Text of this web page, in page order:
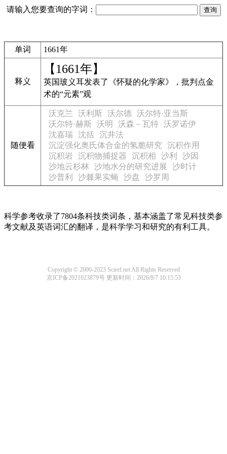
请输入您要查询的字词：
单词 1661年
释义
【1661年】
英国玻义耳发表了《怀疑的化学家》，批判点金
术的“元素”观
随便看
沃克兰 沃利斯 沃尔德
沃尔特·亚当斯
沃尔特·赫斯 沃明 沃森－瓦特 沃罗诺伊
沈嘉瑞
沈括 沉井法
沉淀强化奥氏体合金的氢脆研究
沉积作用
沉积岩 沉积物捕捉器 沉积相 沙利
沙因
沙地云杉林
沙地水分的研究进展
沙时计
沙普利
沙棘果实蝇 沙盘 沙罗周
科学参考收录了7804条科技类词条，基本涵盖了常见科技类参
考文献及英语词汇的翻译，是科学学习和研究的有利工具。
Copyright © 2000-2023 Sciref.net All Rights Reserved
京ICP备2021023879号更新时间：2026/8/7 10:15:53